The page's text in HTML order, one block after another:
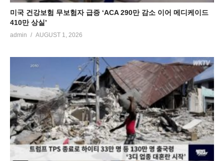
미국 건강보험 무보험자 급증 ‘ACA 290만 감소 이어 메디케이드
410만 상실’
admin AUGUST 1, 2026